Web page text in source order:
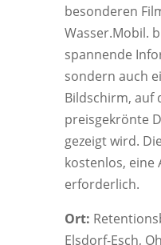
besonderen
Wasser.Mobil.
spannende
sondern auch
Bildschirm, auf
preisgekrönte
gezeigt wird.
kostenlos, eine
erforderlich.
Ort:
Elsdorf-Esch,